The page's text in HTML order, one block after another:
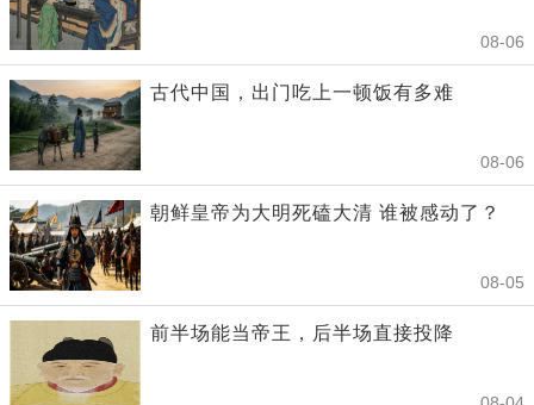
08-06
古代中国，出门吃上一顿饭有多难
08-06
朝鲜皇帝为大明死磕大清 谁被感动了？
08-05
前半场能当帝王，后半场直接投降